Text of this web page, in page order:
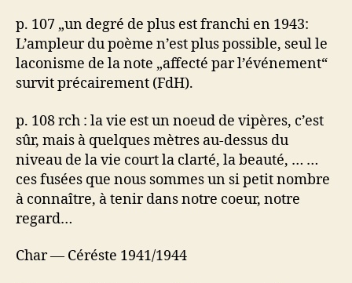
p. 107 „un degré de plus est franchi en 1943:
L’ampleur du poème n’est plus possible, seul le
laconisme de la note „affecté par l’événement“
survit précairement (FdH).
p. 108 rch : la vie est un noeud de vipères, c’est
sûr, mais à quelques mètres au-dessus du
niveau de la vie court la clarté, la beauté, … …
ces fusées que nous sommes un si petit nombre
à connaître, à tenir dans notre coeur, notre
regard…
Char — Céréste 1941/1944